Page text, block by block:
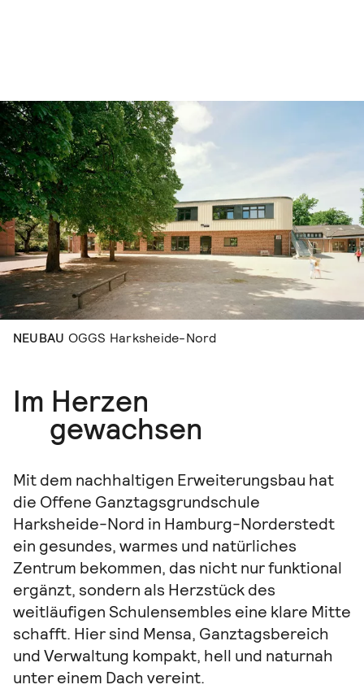
NEUBAU OGGS Harksheide-Nord
Im Herzen
gewachsen
Mit dem nachhaltigen Erweiterungsbau hat
die Offene Ganztagsgrundschule
Harksheide-Nord in Hamburg-Norderstedt
ein gesundes, warmes und natürliches
Zentrum bekommen, das nicht nur funktional
ergänzt, sondern als Herzstück des
weitläufigen Schulensembles eine klare Mitte
schafft. Hier sind Mensa, Ganztagsbereich
und Verwaltung kompakt, hell und naturnah
unter einem Dach vereint.